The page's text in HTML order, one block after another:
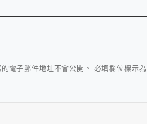
電子郵件地址不會公開。 必填欄位標示